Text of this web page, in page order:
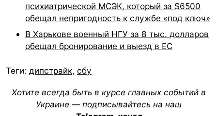
психиатрической МСЭК, который за $6500
обещал непригодность к службе «под ключ»
В Харькове военный НГУ за 8 тыс. долларов
обещал бронирование и выезд в ЕС
Теги: дипстрайк, сбу
Хотите всегда быть в курсе главных событий в
Украине — подписывайтесь на наш